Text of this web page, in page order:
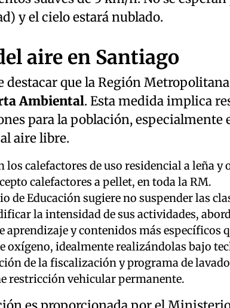
y el cielo estará nublado.
aire en Santiago
destacar que la Región
Ambiental. Esta medida implica
para la población, especialmente
aire libre.
los calefactores de uso residencial a leña y
calefactores a pellet, en toda la RM.
de Educación sugiere no suspender las
la intensidad de sus actividades,
aprendizaje y contenidos más específicos
oxígeno, idealmente realizándolas bajo
de la fiscalización y programa de
restricción vehicular permanente.